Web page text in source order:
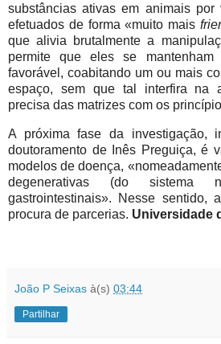
substâncias ativas em animais
efetuados de forma «muito mais
que alivia
brutalmente a
permite que eles se mantenham
favorável, coabitando um ou mais
espaço, sem que tal interfira na
precisa das matrizes com os
A próxima fase da investigação,
doutoramento de Inês Preguiça, é
modelos de doença,
degenerativas (do sistema
gastrointestinais». Nesse sentido,
procura de parcerias. Universidade
João P Seixas à(s) 03:44
Partilhar